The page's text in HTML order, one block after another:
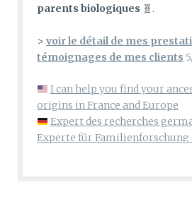
parents biologiques 🧬.
> voir le détail de mes
témoignages de mes clients
I can help you find your
origins in France and Europe
Expert des recherches
Experte für Familienforschung